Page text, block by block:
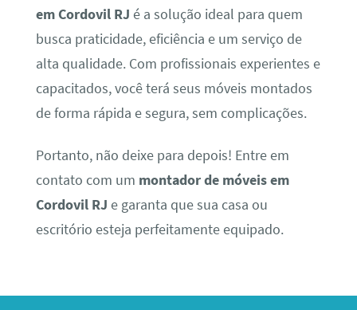
em Cordovil RJ é a solução ideal para quem
busca praticidade, eficiência e um serviço de
alta qualidade. Com profissionais experientes e
capacitados, você terá seus móveis montados
de forma rápida e segura, sem complicações.
Portanto, não deixe para depois! Entre em
contato com um montador de móveis em
Cordovil RJ e garanta que sua casa ou
escritório esteja perfeitamente equipado.